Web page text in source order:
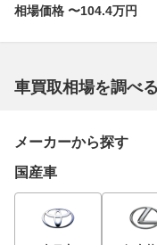
相場価格 〜104.4万円
車買取相場を調べる
メーカーから探す
国産車